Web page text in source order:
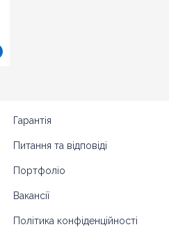
Гарантія
Питання та відповіді
Портфоліо
Вакансії
Політика конфіденційності